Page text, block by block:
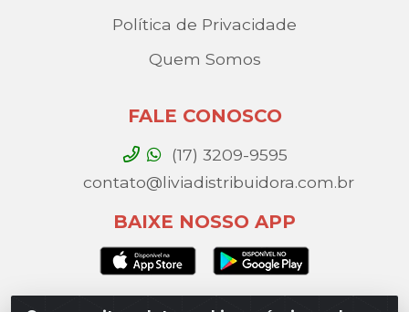
Política de Privacidade
Quem Somos
FALE CONOSCO
(17) 3209-9595
contato@liviadistribuidora.com.br
BAIXE NOSSO APP